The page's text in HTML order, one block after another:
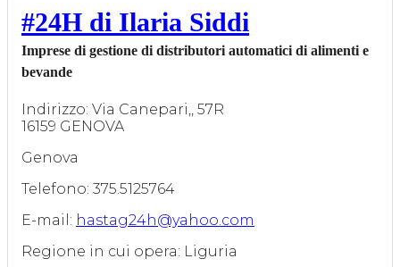
#24H di Ilaria Siddi
Imprese di gestione di distributori automatici di alimenti e
bevande
Indirizzo: Via Canepari,, 57R
16159 GENOVA
Genova
Telefono: 375.5125764
E-mail: hastag24h@yahoo.com
Regione in cui opera: Liguria